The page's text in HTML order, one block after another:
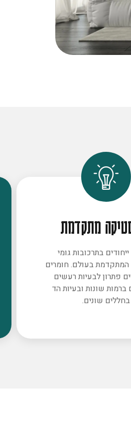
מתקדמת
בתרכובות גומי
המתקדמת בעולם. חומרים
פתרון לבעיות רעשים
ברמות שונות ובעיות הד
בחללים שונים.